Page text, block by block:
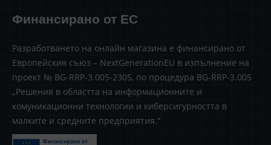
Финансирано от ЕС
Разработването на онлайн магазина е финансирано от
Европейския съюз – NextGenerationEU в изпълнение на
проект № BG-RRP-3.005-2305, по процедура BG-RRP-3.005
„Решения в областта на информационните и
комуникационни технологии и киберсигурността в
малките и средните предприятия.“